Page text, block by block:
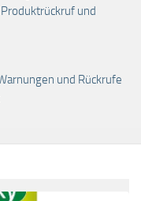
und
und Rückrufe